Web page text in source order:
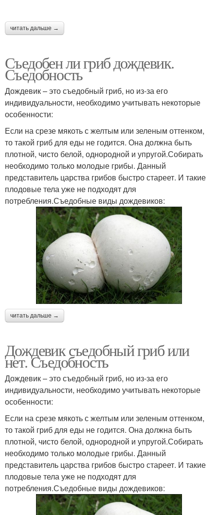
читать дальше →
Съедобен ли гриб дождевик.
Съедобность
Дождевик – это съедобный гриб, но из-за его
индивидуальности, необходимо учитывать некоторые
особенности:
Если на срезе мякоть с желтым или зеленым оттенком,
то такой гриб для еды не годится. Она должна быть
плотной, чисто белой, однородной и упругой.Собирать
необходимо только молодые грибы. Данный
представитель царства грибов быстро стареет. И такие
плодовые тела уже не подходят для
потребления.Съедобные виды дождевиков:
читать дальше →
Дождевик съедобный гриб или
нет. Съедобность
Дождевик – это съедобный гриб, но из-за его
индивидуальности, необходимо учитывать некоторые
особенности:
Если на срезе мякоть с желтым или зеленым оттенком,
то такой гриб для еды не годится. Она должна быть
плотной, чисто белой, однородной и упругой.Собирать
необходимо только молодые грибы. Данный
представитель царства грибов быстро стареет. И такие
плодовые тела уже не подходят для
потребления.Съедобные виды дождевиков: